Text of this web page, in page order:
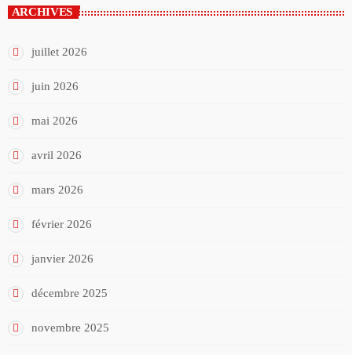
ARCHIVES
juillet 2026
juin 2026
mai 2026
avril 2026
mars 2026
février 2026
janvier 2026
décembre 2025
novembre 2025